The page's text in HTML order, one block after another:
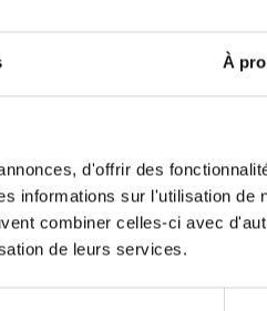
À
d'offrir des
informations sur l'utilisation de
combiner celles-ci avec
de leurs services.
brush
UHMW
wearpad kit
2300E